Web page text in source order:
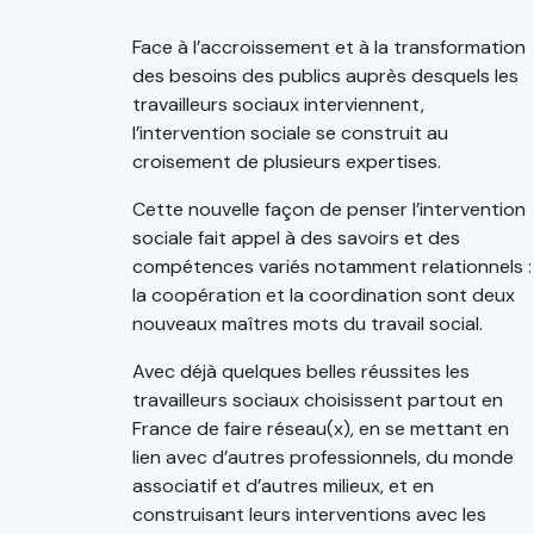
Face à l’accroissement et à la transformation
des besoins des publics auprès desquels les
travailleurs sociaux interviennent,
l’intervention sociale se construit au
croisement de plusieurs expertises.
Cette nouvelle façon de penser l’intervention
sociale fait appel à des savoirs et des
compétences variés notamment relationnels :
la coopération et la coordination sont deux
nouveaux maîtres mots du travail social.
Avec déjà quelques belles réussites les
travailleurs sociaux choisissent partout en
France de faire réseau(x), en se mettant en
lien avec d’autres professionnels, du monde
associatif et d’autres milieux, et en
construisant leurs interventions avec les